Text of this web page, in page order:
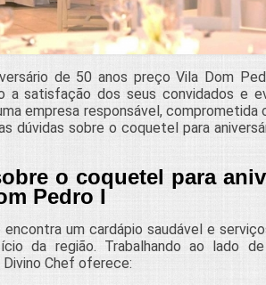
de 50 anos preço Vila Dom
a satisfação dos seus convidados e
empresa responsável,
dúvidas sobre o coquetel para
o coquetel para
Pedro I
encontra um cardápio saudável e
da região. Trabalhando ao lado
Chef oferece: